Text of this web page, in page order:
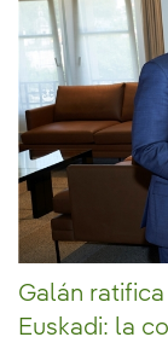
Galán
Euskadi: la